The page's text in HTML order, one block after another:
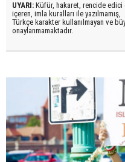
UYARI: Küfür, hakaret, rencide edici
içeren, imla kuralları ile yazılmamış,
Türkçe karakter kullanılmayan ve
onaylanmamaktadır.